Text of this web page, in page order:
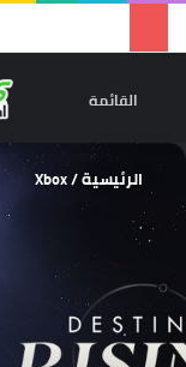
القائمة
الرئيسية/
Xbox